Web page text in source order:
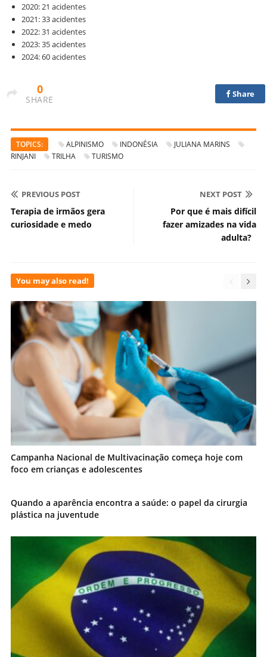
2020: 21 acidentes
2021: 33 acidentes
2022: 31 acidentes
2023: 35 acidentes
2024: 60 acidentes
0
SHARE
Share
TOPICS: ALPINISMO INDONÉSIA
JULIANA MARINS
RINJANI
TRILHA TURISMO
PREVIOUS POST
Terapia de irmãos gera
curiosidade e medo
NEXT POST
Por que é mais difícil
fazer amizades na vida
adulta?
You may also read!
Campanha Nacional de Multivacinação começa hoje com
foco em crianças e adolescentes
Quando a aparência encontra a saúde: o papel da cirurgia
plástica na juventude